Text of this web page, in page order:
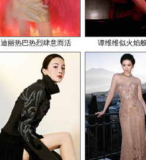
迪丽热巴热烈肆意而活 谭维维似火焰